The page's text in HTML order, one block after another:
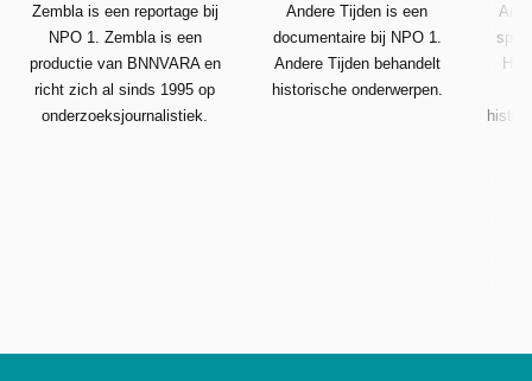
Zembla is een reportage bij
NPO 1. Zembla is een
productie van BNNVARA en
richt zich al sinds 1995 op
onderzoeksjournalistiek.
Andere Tijden is een
documentaire bij NPO 1.
Andere Tijden behandelt
historische onderwerpen.
Het